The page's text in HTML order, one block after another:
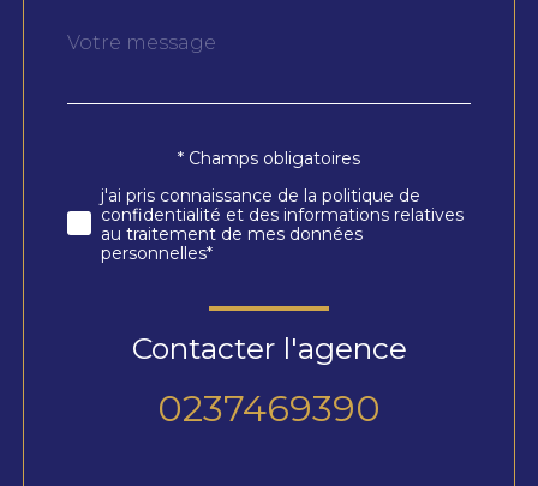
Fieldset
défaut
Message
Validation* Champs obligatoires
j'ai pris connaissance de la politique de
confidentialité et des informations relatives
au traitement de mes données
personnelles*
Contacter l'agence
0237469390